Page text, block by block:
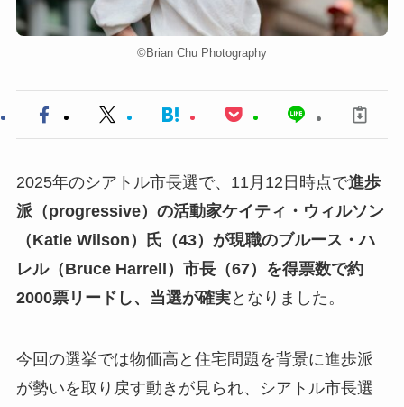
©︎Brian Chu Photography
2025年のシアトル市長選で、11月12日時点で進歩
派（progressive）の活動家ケイティ・ウィルソン
（Katie Wilson）氏（43）が現職のブルース・ハ
レル（Bruce Harrell）市長（67）を得票数で約
2000票リードし、当選が確実となりました。
今回の選挙では物価高と住宅問題を背景に進歩派
が勢いを取り戻す動きが見られ、シアトル市長選